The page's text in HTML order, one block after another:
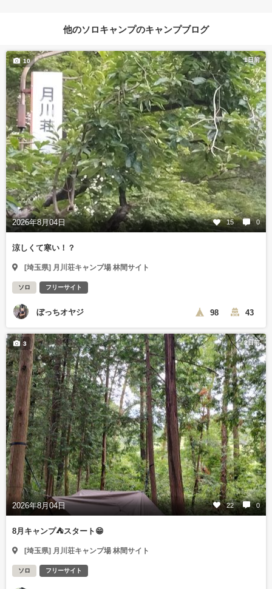
他のソロキャンプのキャンプブログ
1日前
2026年8月04日 15 0
10
涼しくて寒い！？
[埼玉県] 月川荘キャンプ場 林間サイト
ソロ フリーサイト
ぼっちオヤジ 98 43
2日前
2026年8月04日 22 0
3
8月キャンプ⛺️スタート😁
[埼玉県] 月川荘キャンプ場 林間サイト
ソロ フリーサイト